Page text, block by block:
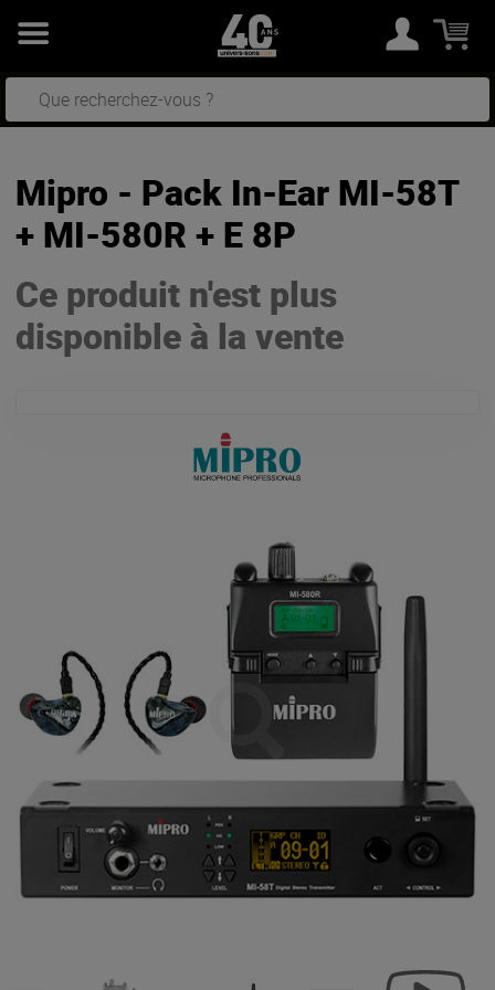
Mipro - Pack In-Ear MI-58T
+ MI-580R + E 8P
Ce produit n'est plus
disponible à la vente